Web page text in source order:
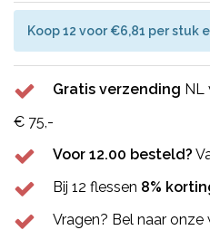
Koop 12 voor €6,81 per stuk
Gratis verzending NL
€ 75,-
Voor 12.00 besteld?
Bij 12 flessen 8%
Vragen? Bel naar onze